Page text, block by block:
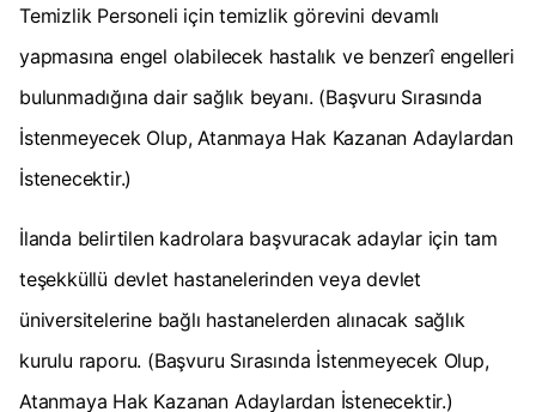
Temizlik Personeli için temizlik görevini devamlı
yapmasına engel olabilecek hastalık ve benzerî engelleri
bulunmadığına dair sağlık beyanı. (Başvuru Sırasında
İstenmeyecek Olup, Atanmaya Hak Kazanan Adaylardan
İstenecektir.)
İlanda belirtilen kadrolara başvuracak adaylar için tam
teşekküllü devlet hastanelerinden veya devlet
üniversitelerine bağlı hastanelerden alınacak sağlık
kurulu raporu. (Başvuru Sırasında İstenmeyecek Olup,
Atanmaya Hak Kazanan Adaylardan İstenecektir.)